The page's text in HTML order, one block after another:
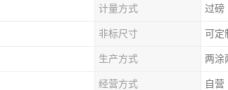
计量方式 过磅
非标尺寸 可定
生产方式 两涂
经营方式 自营